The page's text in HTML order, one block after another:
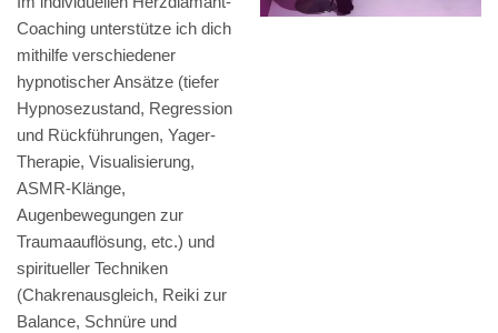
Coaching unterstütze ich dich
mithilfe verschiedener
hypnotischer Ansätze (tiefer
Hypnosezustand, Regression
und Rückführungen, Yager-
Therapie, Visualisierung,
ASMR-Klänge,
Augenbewegungen zur
Traumaauflösung, etc.) und
spiritueller Techniken
(Chakrenausgleich, Reiki zur
Balance, Schnüre und